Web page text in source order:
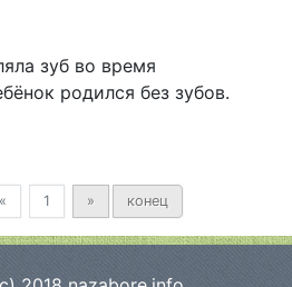
зуб во время
родился без зубов.
«Предыдущая
1 »Впередконец